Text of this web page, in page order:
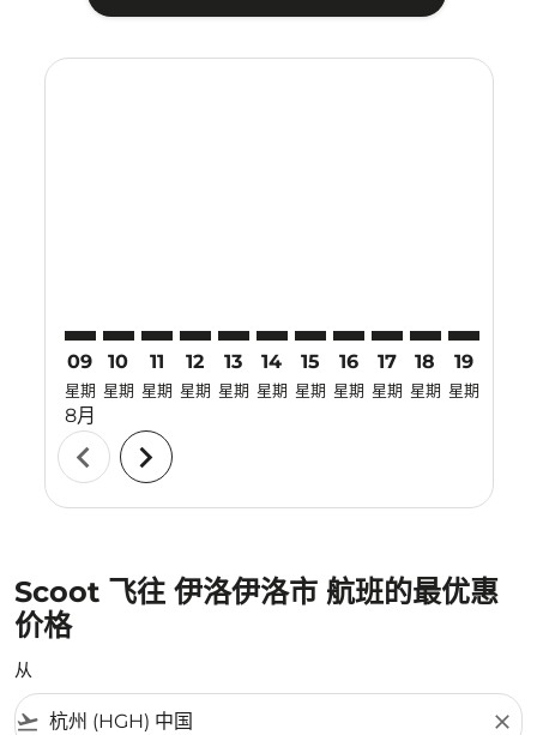
09
星期
8月
10
星期
11
星期
12
星期
13
星期
14
星期
15
星期
16
星期
17
星期
18
星期
19
星期
chevron_left chevron_right
Scoot 飞往 伊洛伊洛市 航班的最优惠
价格
从
flight_takeoff close